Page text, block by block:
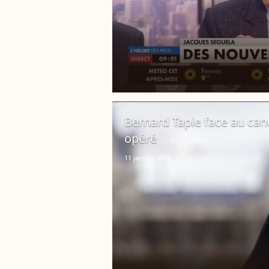
Bernard Tapie face au
opéré
11 janvier 2018